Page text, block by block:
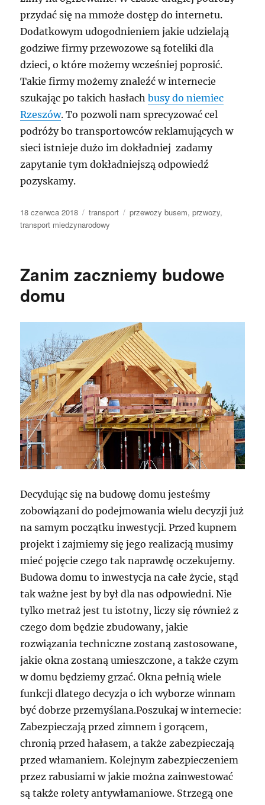
przydać się na mmoże dostęp do internetu.
Dodatkowym udogodnieniem jakie udzielają
godziwe firmy przewozowe są foteliki dla
dzieci, o które możemy wcześniej poprosić.
Takie firmy możemy znaleźć w internecie
szukając po takich hasłachbusy do niemiec
Rzeszów. To pozwoli nam sprecyzować cel
podróży bo transportowców reklamujących w
sieci istnieje dużo im dokładniej zadamy
zapytanie tym dokładniejszą odpowiedź
pozyskamy.
Data
publikacji
18 czerwca 2018 Kategorie
transport Tagi
przewozy busem,przwozy,
transport miedzynarodowy
Zanim zaczniemy budowe
domu
Decydując się na budowę domu jesteśmy
zobowiązani do podejmowania wielu decyzji już
na samym początku inwestycji. Przed kupnem
projekt i zajmiemy się jego realizacją musimy
mieć pojęcie czego tak naprawdę oczekujemy.
Budowa domu to inwestycja na całe życie, stąd
tak ważne jest by był dla nas odpowiedni. Nie
tylko metraż jest tu istotny, liczy się również z
czego dom będzie zbudowany, jakie
rozwiązania techniczne zostaną zastosowane,
jakie okna zostaną umieszczone, a także czym
w domu będziemy grzać. Okna pełnią wiele
funkcji dlatego decyzja o ich wyborze winnam
być dobrze przemyślana.Poszukaj w internecie:
Zabezpieczają przed zimnem i gorącem,
chronią przed hałasem, a także zabezpieczają
przed włamaniem. Kolejnym zabezpieczeniem
przez rabusiami w jakie można zainwestować
są także rolety antywłamaniowe. Strzegą one